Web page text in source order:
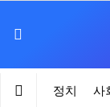
정치 사